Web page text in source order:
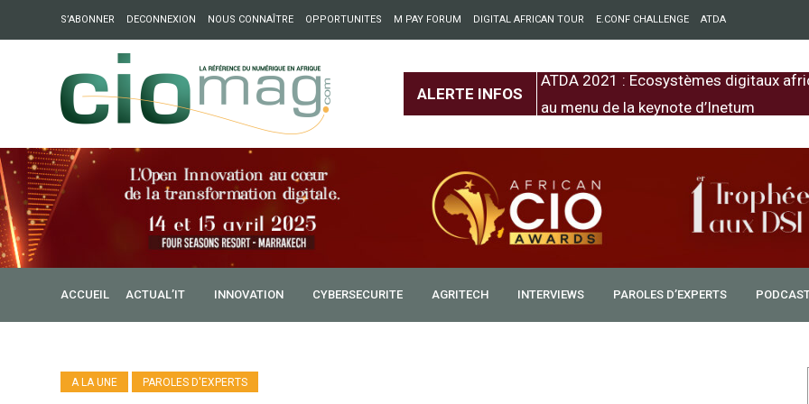
S’ABONNER DECONNEXION NOUS CONNAÎTRE OPPORTUNITES M PAY FORUM DIGITAL AFRICAN TOUR E.CONF CHALLENGE ATDA
ALERTE INFOS
: Partech Shaker lance Chapter54 pour créer des ponts entre l’Europe et
ATDA 2021 : Ecosystèmes digitaux
au menu de la keynote d’Inetum
ACCUEIL ACTUAL’IT INNOVATION CYBERSECURITE AGRITECH INTERVIEWS PAROLES D’EXPERTS
A LA UNE PAROLES D'EXPERTS